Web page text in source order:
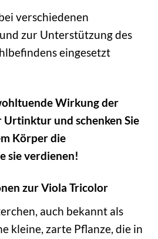
verschiedenen
zur Unterstützung des
eingesetzt
Wirkung der
Urtinktur und schenken Sie
Körper die
sie verdienen!
zur Viola Tricolor
auch bekannt als
kleine, zarte Pflanze, die in